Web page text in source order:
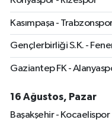
Kasımpaşa -
Gençlerbirliği S.K. -
Gaziantep FK -
16 Ağustos, Pazar
Başakşehir - Kocaelispor